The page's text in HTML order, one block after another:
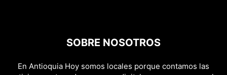
SOBRE NOSOTROS
En Antioquia Hoy somos locales porque contamos las